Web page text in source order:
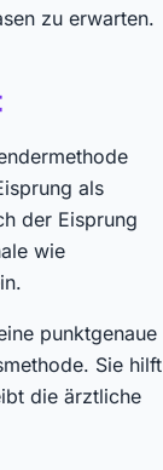
zu erwarten.
als
der Eisprung
wie
punktgenaue
Sie hilft
die ärztliche